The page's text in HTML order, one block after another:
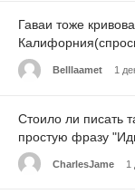
Гаваи тоже
Belllaamet 1
Стоило ли писать
простую фразу
CharlesJame 1